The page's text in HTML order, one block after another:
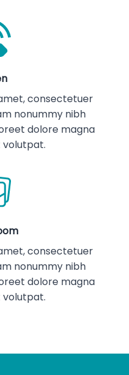
consectetuer
nonummy nibh
dolore magna
volutpat.
consectetuer
nonummy nibh
dolore magna
volutpat.